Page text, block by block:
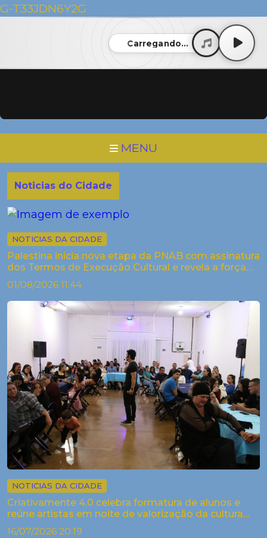
G-T33JDN6Y2G
Carregando...
MENU
Noticias do Cidade
NOTICIAS DA CIDADE
Palestina inicia nova etapa da PNAB com assinatura
dos Termos de Execução Cultural e revela a força
criativa dos arti...
01/08/2026 11:44
NOTICIAS DA CIDADE
Criativamente 4.0 celebra formatura de alunos e
reúne artistas em noite de valorização da cultura
em Palestina
16/07/2026 20:19